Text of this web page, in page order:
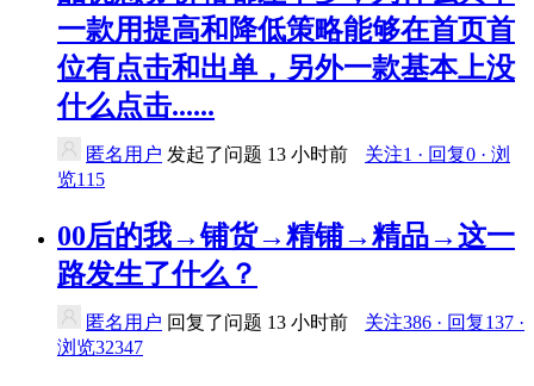
一款用提高和降低策略能够在首页首
位有点击和出单，另外一款基本上没
什么点击......
匿名用户 发起了问题 13 小时前
关注1 · 回复0 · 浏
览115
00后的我→铺货→精铺→精品→这一
路发生了什么？
匿名用户 回复了问题 13 小时前
关注386 · 回复137 ·
浏览32347